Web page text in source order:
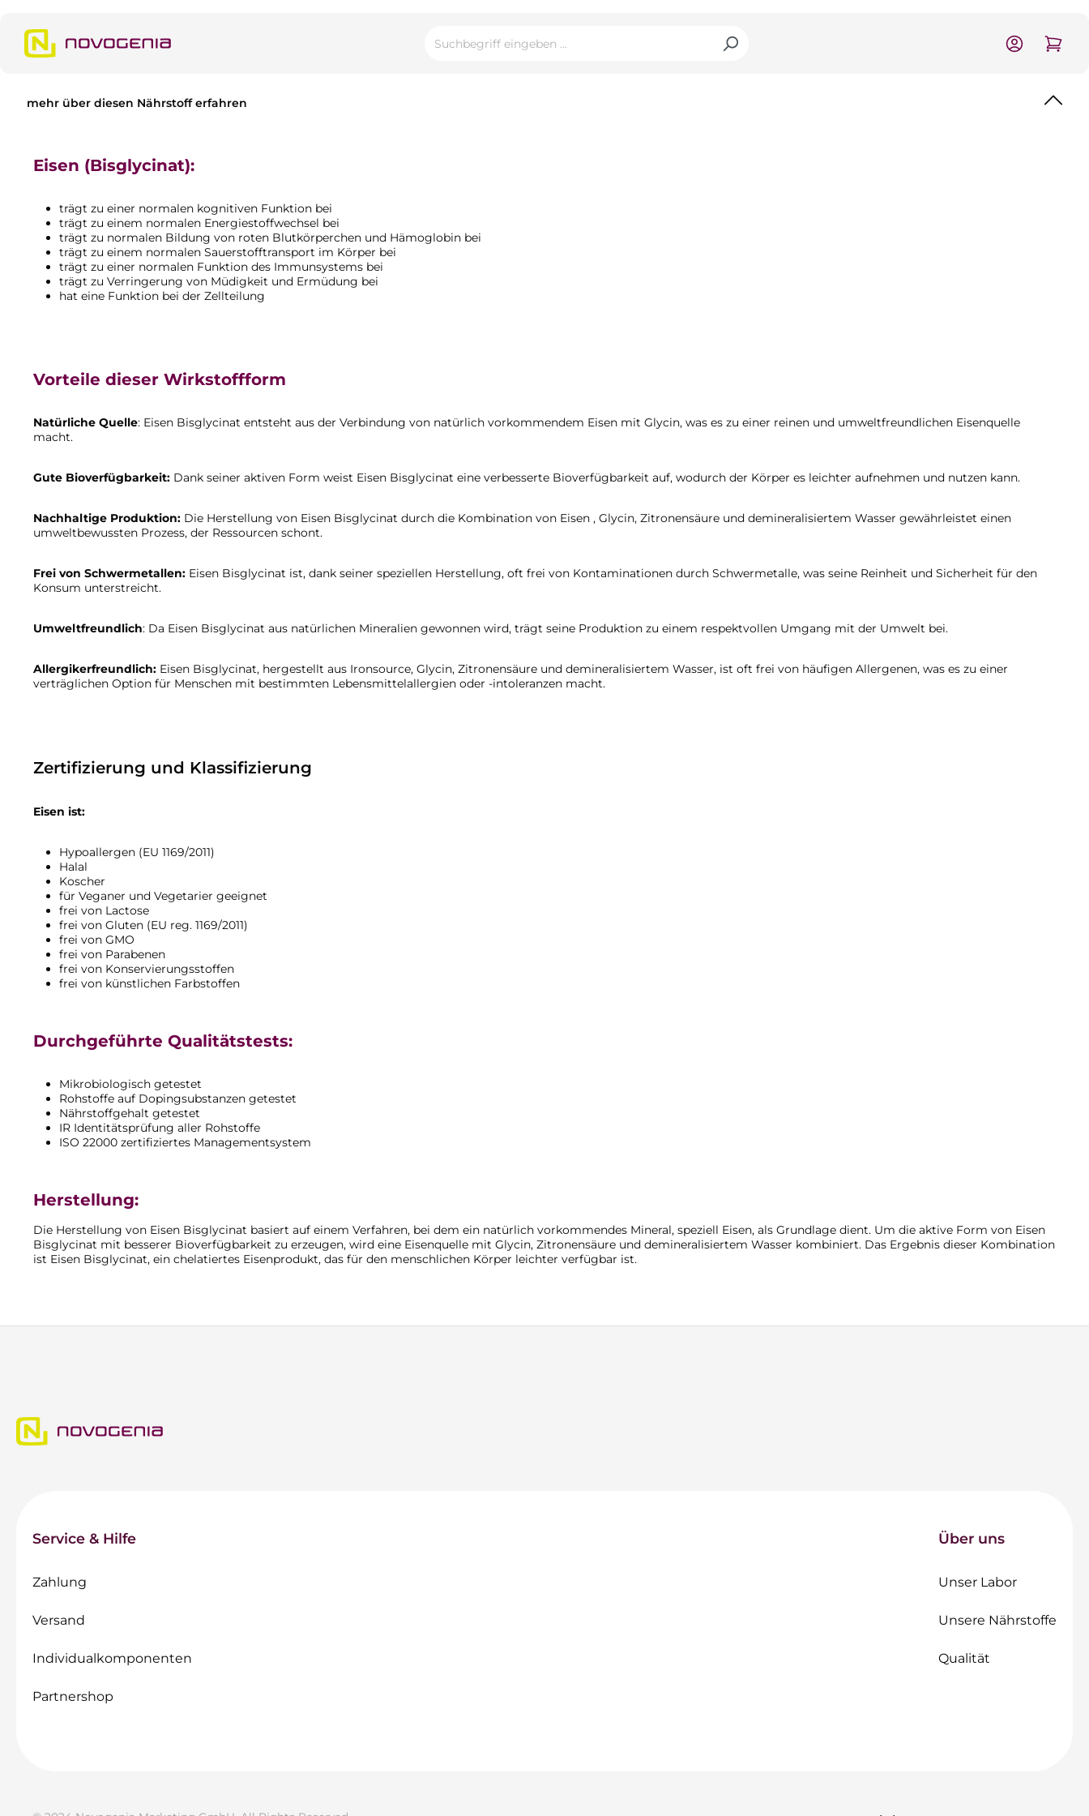
mehr über diesen Nährstoff erfahren
Eisen (Bisglycinat):
trägt zu einer normalen kognitiven Funktion bei
trägt zu einem normalen Energiestoffwechsel bei
trägt zu normalen Bildung von roten Blutkörperchen und Hämoglobin bei
trägt zu einem normalen Sauerstofftransport im Körper bei
trägt zu einer normalen Funktion des Immunsystems bei
trägt zu Verringerung von Müdigkeit und Ermüdung bei
hat eine Funktion bei der Zellteilung
Vorteile dieser Wirkstoffform
Natürliche Quelle: Eisen Bisglycinat entsteht aus der Verbindung von natürlich vorkommendem Eisen mit Glycin, was es zu einer reinen und umweltfreundlichen Eisenquelle
macht.
Gute Bioverfügbarkeit: Dank seiner aktiven Form weist Eisen Bisglycinat eine verbesserte Bioverfügbarkeit auf, wodurch der Körper es leichter aufnehmen und nutzen kann.
Nachhaltige Produktion: Die Herstellung von Eisen Bisglycinat durch die Kombination von Eisen , Glycin, Zitronensäure und demineralisiertem Wasser gewährleistet einen
umweltbewussten Prozess, der Ressourcen schont.
Frei von Schwermetallen: Eisen Bisglycinat ist, dank seiner speziellen Herstellung, oft frei von Kontaminationen durch Schwermetalle, was seine Reinheit und Sicherheit für den
Konsum unterstreicht.
Umweltfreundlich: Da Eisen Bisglycinat aus natürlichen Mineralien gewonnen wird, trägt seine Produktion zu einem respektvollen Umgang mit der Umwelt bei.
Allergikerfreundlich: Eisen Bisglycinat, hergestellt aus Ironsource, Glycin, Zitronensäure und demineralisiertem Wasser, ist oft frei von häufigen Allergenen, was es zu einer
verträglichen Option für Menschen mit bestimmten Lebensmittelallergien oder -intoleranzen macht.
Zertifizierung und Klassifizierung
Eisen ist:
Hypoallergen (EU 1169/2011)
Halal
Koscher
für Veganer und Vegetarier geeignet
frei von Lactose
frei von Gluten (EU reg. 1169/2011)
frei von GMO
frei von Parabenen
frei von Konservierungsstoffen
frei von künstlichen Farbstoffen
Durchgeführte Qualitätstests:
Mikrobiologisch getestet
Rohstoffe auf Dopingsubstanzen getestet
Nährstoffgehalt getestet
IR Identitätsprüfung aller Rohstoffe
ISO 22000 zertifiziertes Managementsystem
Herstellung:
Die Herstellung von Eisen Bisglycinat basiert auf einem Verfahren, bei dem ein natürlich vorkommendes Mineral, speziell Eisen, als Grundlage dient. Um die aktive Form von Eisen
Bisglycinat mit besserer Bioverfügbarkeit zu erzeugen, wird eine Eisenquelle mit Glycin, Zitronensäure und demineralisiertem Wasser kombiniert. Das Ergebnis dieser Kombination
ist Eisen Bisglycinat, ein chelatiertes Eisenprodukt, das für den menschlichen Körper leichter verfügbar ist.
Service & Hilfe
Zahlung
Versand
Individualkomponenten
Partnershop
Über uns
Unser Labor
Unsere Nährstoffe
Qualität